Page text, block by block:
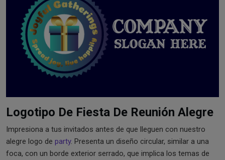
Logotipo De Fiesta De Reunión Alegre
Impresiona a tus invitados antes de que lleguen con nuestro
alegre logo de party. Presenta un diseño circular, similar a una
foca, con un borde exterior serrado, que implica los temas de